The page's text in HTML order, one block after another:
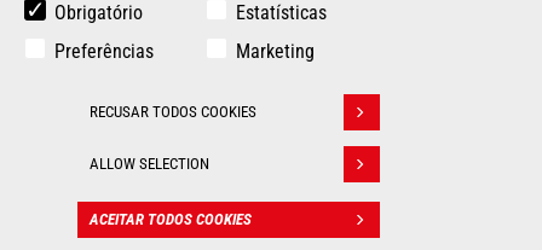
conceção até à desmontagem. Melhor comunicação e
colaboração, gestão dos custos e dos prazos, apoio à
decisão, visualização global do projeto, aumento da
produtividade e da qualidade são apenas algumas das
razões para utilizar os nossos ficheiros BIM!
CONTATO
Obrigatório
Estatísticas
Preferências
Marketing
RECUSAR TODOS COOKIES
ALLOW SELECTION
ACEITAR TODOS COOKIES